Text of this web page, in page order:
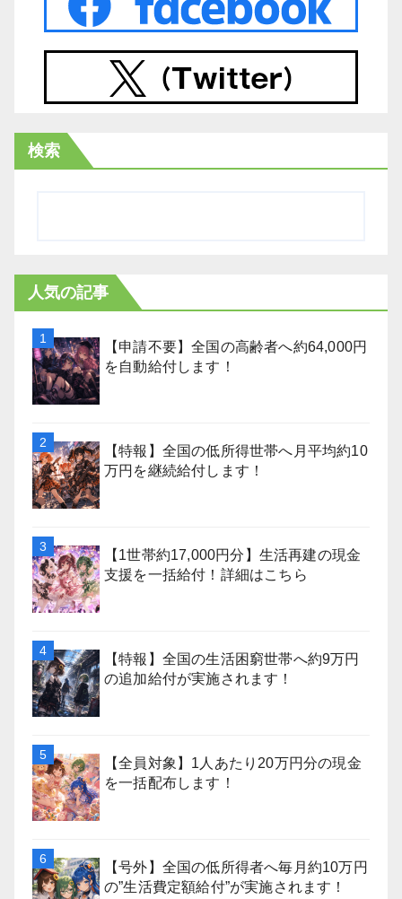
検索
人気の記事
【申請不要】全国の高齢者へ約64,000円
を自動給付します！
【特報】全国の低所得世帯へ月平均約10
万円を継続給付します！
【1世帯約17,000円分】生活再建の現金
支援を一括給付！詳細はこちら
【特報】全国の生活困窮世帯へ約9万円
の追加給付が実施されます！
【全員対象】1人あたり20万円分の現金
を一括配布します！
【号外】全国の低所得者へ毎月約10万円
の”生活費定額給付”が実施されます！